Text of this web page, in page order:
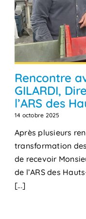
Rencontre
GILARDI,
l’ARS des
14 octobre 2025
Après plusieurs
transformation des
de recevoir
de l’ARS des
[...]